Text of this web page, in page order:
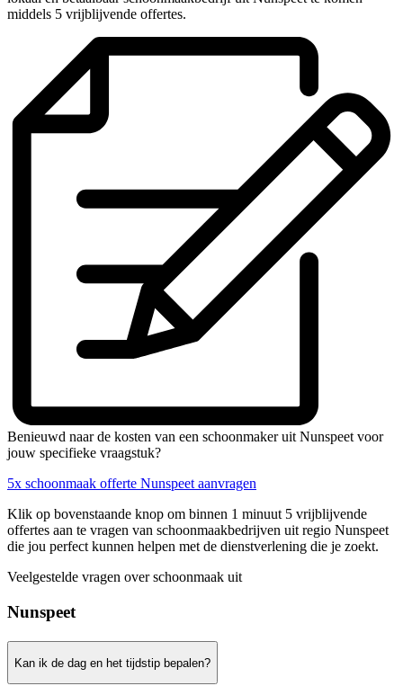
middels 5 vrijblijvende offertes.
Benieuwd naar de kosten van een schoonmaker uit Nunspeet voor
jouw specifieke vraagstuk?
5x schoonmaak offerte Nunspeet aanvragen
Klik op bovenstaande knop om binnen 1 minuut 5 vrijblijvende
offertes aan te vragen van schoonmaakbedrijven uit regio Nunspeet
die jou perfect kunnen helpen met de dienstverlening die je zoekt.
Veelgestelde vragen over schoonmaak uit
Nunspeet
Kan ik de dag en het tijdstip bepalen?